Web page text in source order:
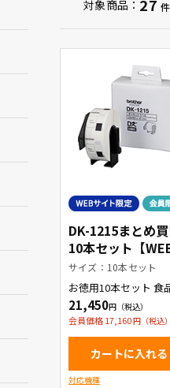
対象商品： 27 件
DK-1215まとめ
10本セット【
定商品】
サイズ：10本セット
お徳用10本セット 食品表
示・検体ラベル
21,450
会員価格 17,160
カートに入れる
対応機種